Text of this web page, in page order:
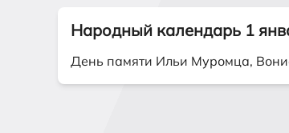
Народный календарь 1
День памяти Ильи Муромца,